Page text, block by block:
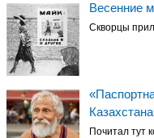
Весенние
Скворцы
Почитал тут